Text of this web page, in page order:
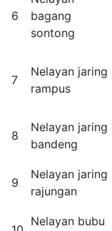
6
bagang
sontong
7
Nelayan jaring
rampus
8
Nelayan jaring
bandeng
9
Nelayan jaring
rajungan
Nelayan bubu